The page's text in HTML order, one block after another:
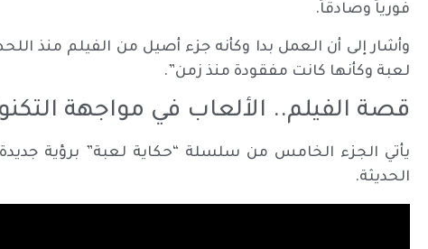
فورياً وصادقاً.
وأشار إلى أن العمل بدا وكأنه جزء أصيل من الفيلم منذ
لعبة وكأنها كانت مفقودة منذ زمن”.
قصة الفيلم.. الألعاب في مواجهة
يأتي الجزء الخامس من سلسلة “حكاية لعبة” برؤية جديدة
الحديثة.